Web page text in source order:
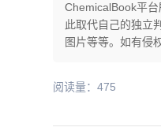
ChemicalBook平
此取代自己的独立
图片等等。如有侵
阅读量：475